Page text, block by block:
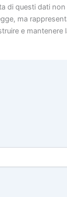
di questi dati
ma
e mantenere